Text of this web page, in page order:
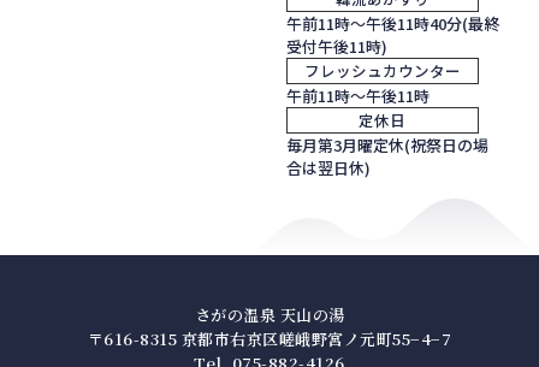
午前11時～午後11時40分(最終
受付午後11時)
フレッシュカウンター
午前11時～午後11時
定休日
毎月第3月曜定休(祝祭日の場
合は翌日休)
さがの温泉 天山の湯
〒616-8315 京都市右京区嵯峨野宮ノ元町55−4−7